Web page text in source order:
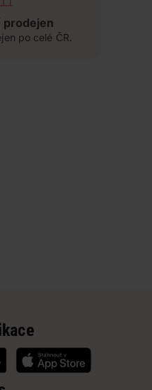
prodejen
po celé ČR.